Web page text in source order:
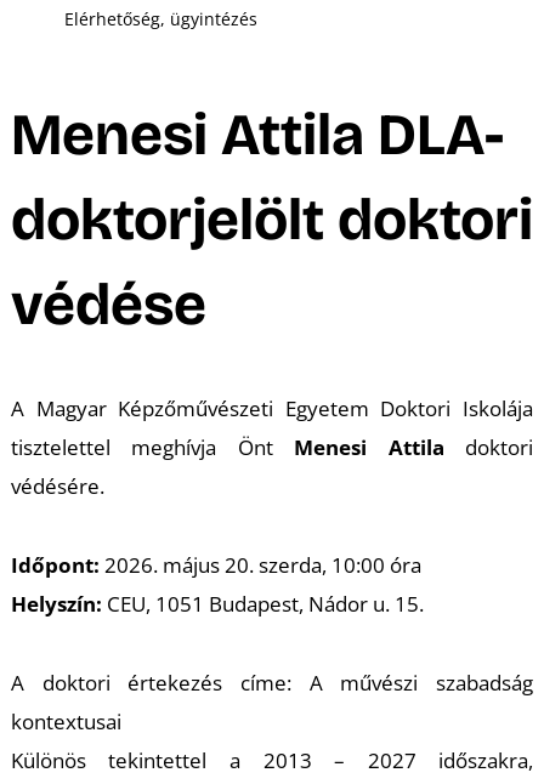
Elérhetőség, ügyintézés
Menesi Attila DLA-
doktorjelölt doktori
védése
A Magyar Képzőművészeti Egyetem Doktori Iskolája
tisztelettel meghívja Önt Menesi Attila doktori
védésére.
Időpont: 2026. május 20. szerda, 10:00 óra
Helyszín: CEU, 1051 Budapest, Nádor u. 15.
A doktori értekezés címe: A művészi szabadság
kontextusai
Különös tekintettel a 2013 – 2027 időszakra,